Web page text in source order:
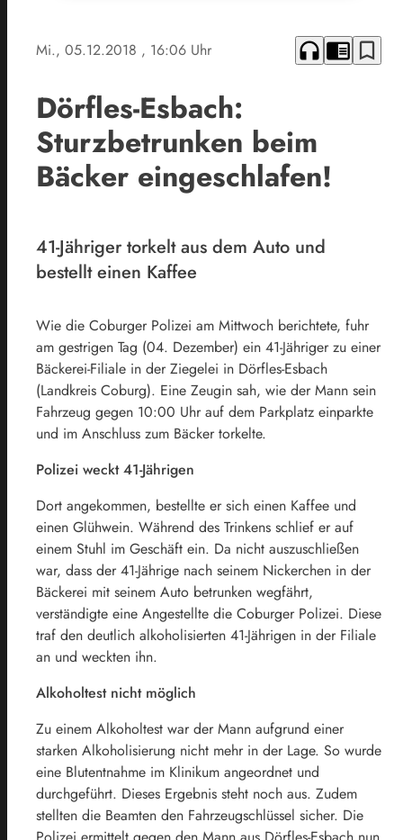
Mi., 05.12.2018 , 16:06 Uhr headphones chrome_reader_mode bookmark_border
Dörfles-Esbach:
Sturzbetrunken beim
Bäcker eingeschlafen!
41-Jähriger torkelt aus dem Auto und
bestellt einen Kaffee
Wie die Coburger Polizei am Mittwoch berichtete, fuhr
am gestrigen Tag (04. Dezember) ein 41-Jähriger zu einer
Bäckerei-Filiale in der Ziegelei in Dörfles-Esbach
(Landkreis Coburg). Eine Zeugin sah, wie der Mann sein
Fahrzeug gegen 10:00 Uhr auf dem Parkplatz einparkte
und im Anschluss zum Bäcker torkelte.
Polizei weckt 41-Jährigen
Dort angekommen, bestellte er sich einen Kaffee und
einen Glühwein. Während des Trinkens schlief er auf
einem Stuhl im Geschäft ein. Da nicht auszuschließen
war, dass der 41-Jährige nach seinem Nickerchen in der
Bäckerei mit seinem Auto betrunken wegfährt,
verständigte eine Angestellte die Coburger Polizei. Diese
traf den deutlich alkoholisierten 41-Jährigen in der Filiale
an und weckten ihn.
Alkoholtest nicht möglich
Zu einem Alkoholtest war der Mann aufgrund einer
starken Alkoholisierung nicht mehr in der Lage. So wurde
eine Blutentnahme im Klinikum angeordnet und
durchgeführt. Dieses Ergebnis steht noch aus. Zudem
stellten die Beamten den Fahrzeugschlüssel sicher. Die